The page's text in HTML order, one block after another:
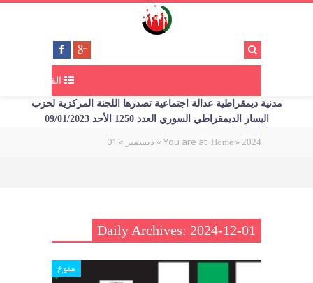
القائمة
مدنية ديمقراطية عدالة اجتماعية تصدرها اللجنة المركزية لحزب
اليسار الديمقراطي السوري العدد 1250 الأحد 09/01/2023
You are at: Home » 2024
» ديسمبر »
01
Daily Archives: 2024-12-01
منوع